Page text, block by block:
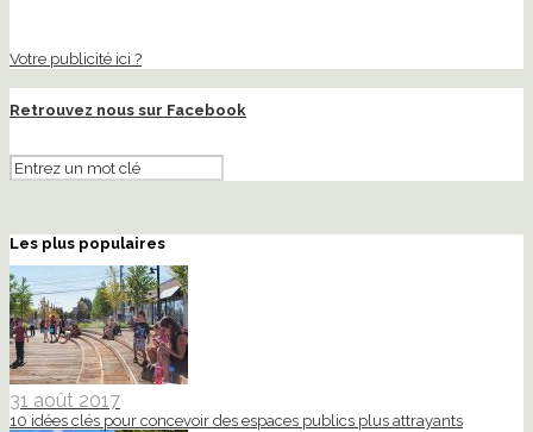
Votre publicité ici ?
Retrouvez nous sur Facebook
Les plus populaires
31 août 2017
10 idées clés pour concevoir des espaces publics plus attrayants